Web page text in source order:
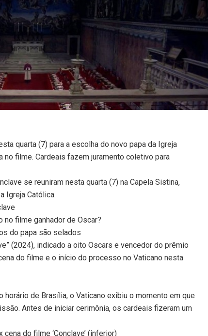
quarta (7) para a escolha do novo papa da Igreja
no filme. Cardeais fazem juramento coletivo para
se reuniram nesta quarta (7) na Capela Sistina,
Igreja Católica.
no filme ganhador de Oscar?
do papa são selados
(2024), indicado a oito Oscars e vencedor do prêmio
do filme e o início do processo no Vaticano nesta
horário de Brasília, o Vaticano exibiu o momento em que
Antes de iniciar cerimônia, os cardeais fizeram um
do filme ‘Conclave’ (inferior)